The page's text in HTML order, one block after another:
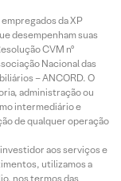
da XP
desempenham suas
CVM nº
Nacional das
– ANCORD. O
administração ou
intermediário e
de qualquer operação
aos serviços e
utilizamos a
nos termos das